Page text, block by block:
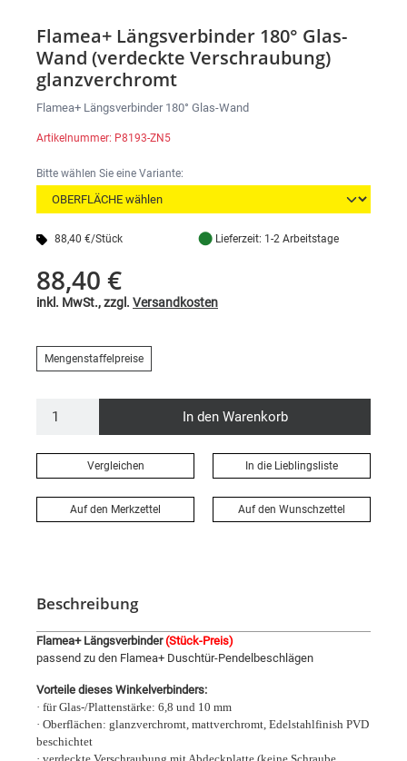
Flamea+ Längsverbinder 180° Glas-
Wand (verdeckte Verschraubung)
glanzverchromt
Flamea+ Längsverbinder 180° Glas-Wand
Artikelnummer: P8193-ZN5
Bitte wählen Sie eine Variante:
88,40 €/Stück ● Lieferzeit: 1-2 Arbeitstage
88,40 €
inkl. MwSt., zzgl. Versandkosten
Mengenstaffelpreise
In den Warenkorb
Vergleichen In die Lieblingsliste
Auf den Merkzettel Auf den Wunschzettel
Beschreibung
Flamea+ Längsverbinder(Stück-Preis)
passend zu den Flamea+ Duschtür-Pendelbeschlägen
Vorteile dieses Winkelverbinders:
· für Glas-/Plattenstärke: 6,8 und 10 mm
· Oberflächen: glanzverchromt, mattverchromt, Edelstahlfinish PVD
beschichtet